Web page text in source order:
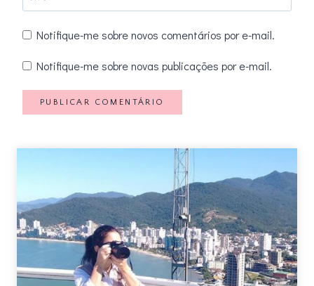
Notifique-me sobre novos comentários por e-mail.
Notifique-me sobre novas publicações por e-mail.